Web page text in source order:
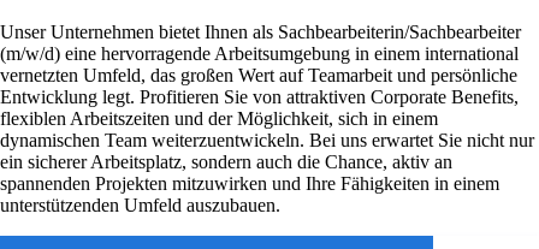
Unser Unternehmen bietet Ihnen als Sachbearbeiterin/Sachbearbeiter
(m/w/d) eine hervorragende Arbeitsumgebung in einem international
vernetzten Umfeld, das großen Wert auf Teamarbeit und persönliche
Entwicklung legt. Profitieren Sie von attraktiven Corporate Benefits,
flexiblen Arbeitszeiten und der Möglichkeit, sich in einem
dynamischen Team weiterzuentwickeln. Bei uns erwartet Sie nicht nur
ein sicherer Arbeitsplatz, sondern auch die Chance, aktiv an
spannenden Projekten mitzuwirken und Ihre Fähigkeiten in einem
unterstützenden Umfeld auszubauen.